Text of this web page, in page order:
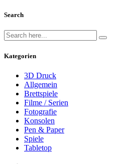
Search
Kategorien
3D Druck
Allgemein
Brettspiele
Filme / Serien
Fotografie
Konsolen
Pen & Paper
Spiele
Tabletop